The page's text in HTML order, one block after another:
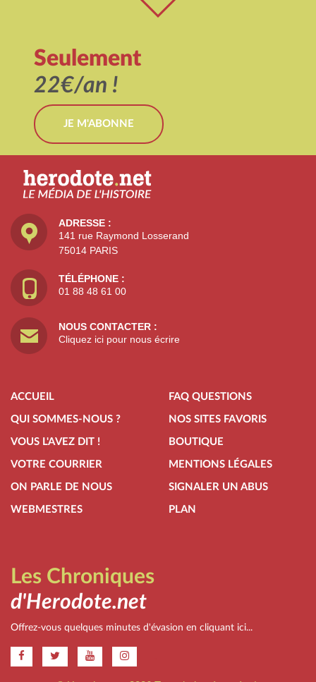
Seulement
22€/an !
JE M'ABONNE
ADRESSE :
141 rue Raymond Losserand
75014 PARIS
TÉLÉPHONE :
01 88 48 61 00
NOUS CONTACTER :
Cliquez ici pour nous écrire
ACCUEIL
QUI SOMMES-NOUS ?
VOUS L'AVEZ DIT !
VOTRE COURRIER
ON PARLE DE NOUS
WEBMESTRES
FAQ QUESTIONS
NOS SITES FAVORIS
BOUTIQUE
MENTIONS LÉGALES
SIGNALER UN ABUS
PLAN
Les Chroniques
d'Herodote.net
Offrez-vous quelques minutes d'évasion en cliquant ici...